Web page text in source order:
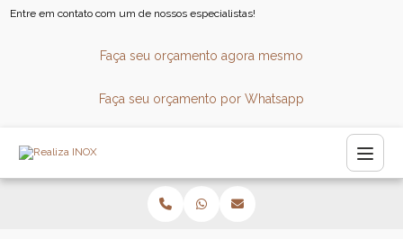
Entre em contato com um de nossos especialistas!
Faça seu orçamento agora mesmo
Faça seu orçamento por Whatsapp